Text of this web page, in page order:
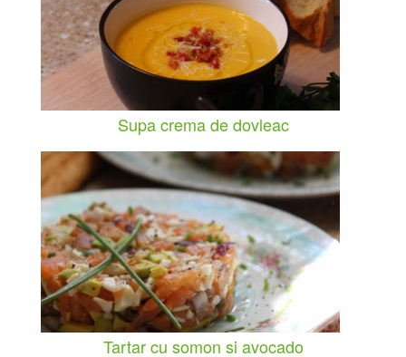
Supa crema de dovleac
Tartar cu somon si avocado